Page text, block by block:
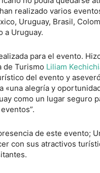
realizado varios
Uruguay, Brasil,
a Uruguay.
para el evento.
de Turismo Liliam
del evento y
«una alegría y
como un lugar seguro
de este evento;
con sus atractivos